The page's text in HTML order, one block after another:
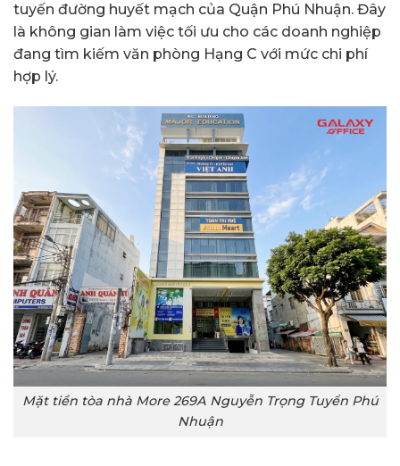
tuyến đường huyết mạch của Quận Phú Nhuận. Đây
là không gian làm việc tối ưu cho các doanh nghiệp
đang tìm kiếm văn phòng Hạng C với mức chi phí
hợp lý.
Mặt tiền tòa nhà More 269A Nguyễn Trọng Tuyển Phú
Nhuận